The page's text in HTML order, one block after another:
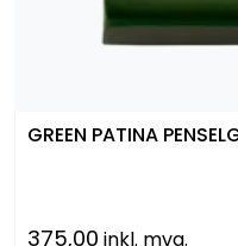
GREEN PATINA
375,00 inkl. mva.